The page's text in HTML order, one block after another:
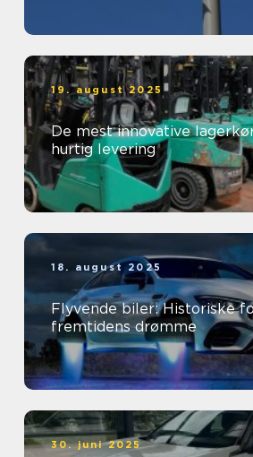
19. august 2025
De mest innovative
hurtig levering
18. august 2025
Flyvende biler: Historiske
fremtidens drømme
30. juni 2025